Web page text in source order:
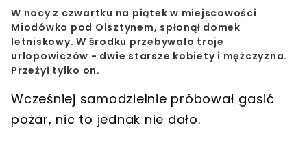
W nocy z czwartku na piątek w miejscowości
Miodówko pod Olsztynem, spłonął domek
letniskowy. W środku przebywało troje
urlopowiczów - dwie starsze kobiety i mężczyzna.
Przeżył tylko on.
Wcześniej samodzielnie próbował gasić
pożar, nic to jednak nie dało.